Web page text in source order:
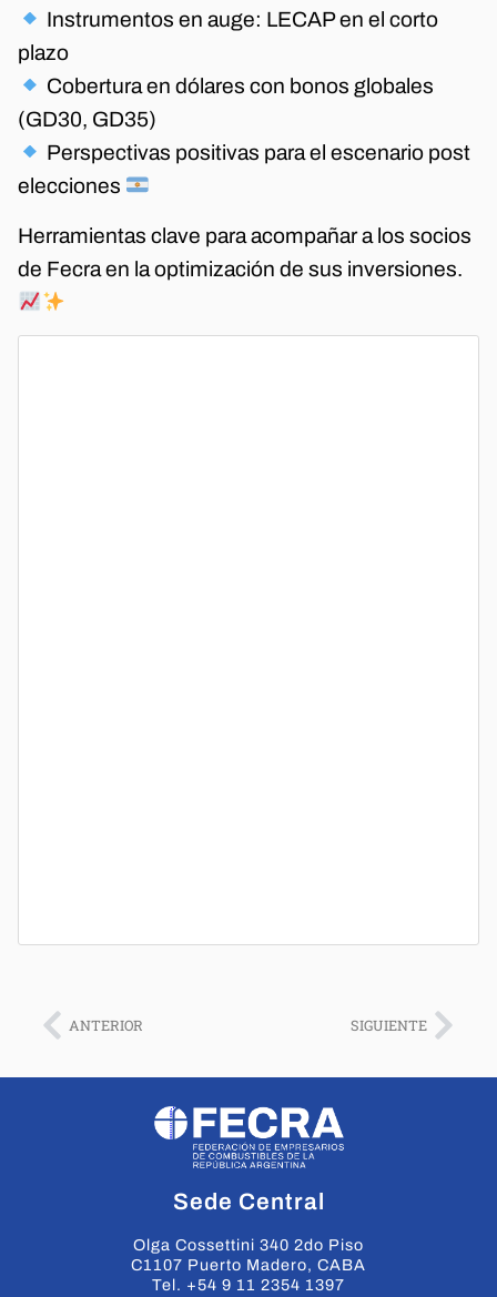
Instrumentos en auge: LECAP en el corto
plazo
Cobertura en dólares con bonos globales
(GD30, GD35)
Perspectivas positivas para el escenario post
elecciones
Herramientas clave para acompañar a los socios
de Fecra en la optimización de sus inversiones.
ANTERIOR SIGUIENTE
Sede Central
Olga Cossettini 340 2do Piso
C1107 Puerto Madero, CABA
Tel. +54 9 11 2354 1397